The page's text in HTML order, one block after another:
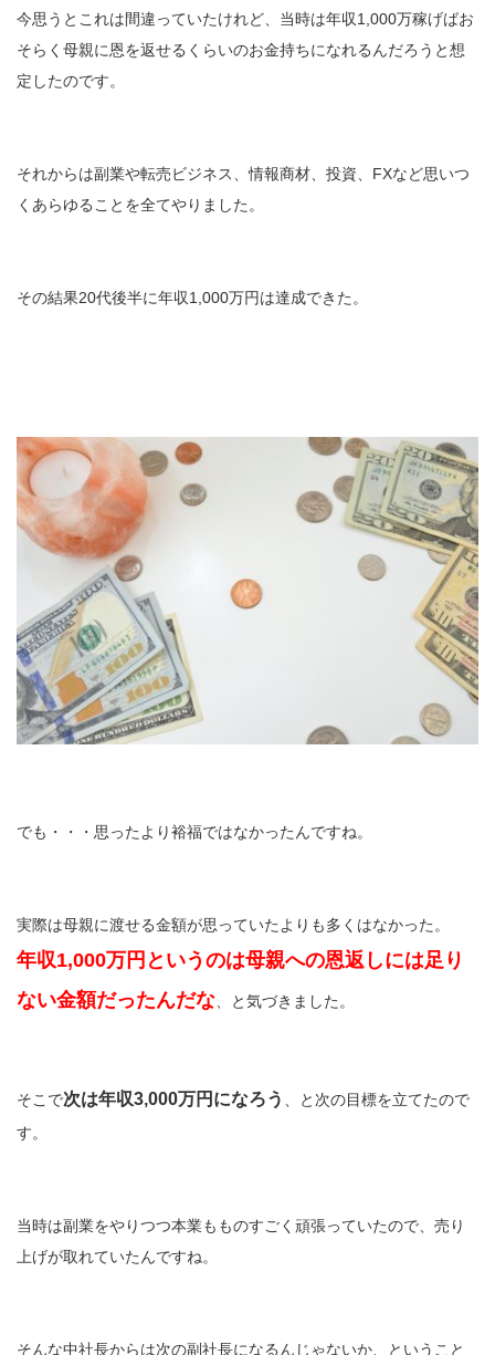
今思うとこれは間違っていたけれど、当時は年収1,000万稼げばお
そらく母親に恩を返せるくらいのお金持ちになれるんだろうと想
定したのです。
それからは副業や転売ビジネス、情報商材、投資、FXなど思いつ
くあらゆることを全てやりました。
その結果20代後半に年収1,000万円は達成できた。
でも・・・思ったより裕福ではなかったんですね。
実際は母親に渡せる金額が思っていたよりも多くはなかった。
年収1,000万円というのは母親への恩返しには足り
ない金額だったんだな 、と気づきました。
そこで次は年収3,000万円になろう
、と次の目標を立てたので
す。
当時は副業をやりつつ本業もものすごく頑張っていたので、売り
上げが取れていたんですね。
そんな中社長からは次の副社長になるんじゃないか、ということ